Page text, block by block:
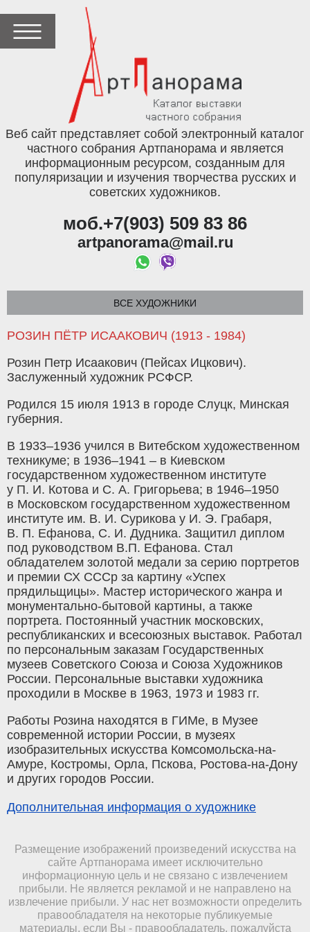
Веб сайт представляет собой электронный каталог
частного собрания Артпанорама и является
информационным ресурсом, созданным для
популяризации и изучения творчества русских и
советских художников.
моб.+7(903) 509 83 86
artpanorama@mail.ru
ВСЕ ХУДОЖНИКИ
РОЗИН ПЁТР ИСААКОВИЧ (1913 - 1984)
Розин Петр Исаакович (Пейсах Ицкович).
Заслуженный художник РСФСР.
Родился 15 июля 1913 в городе Слуцк, Минская
губерния.
В 1933–1936 учился в Витебском художественном
техникуме; в 1936–1941 – в Киевском
государственном художественном институте
у П. И. Котова и С. А. Григорьева; в 1946–1950
в Московском государственном художественном
институте им. В. И. Сурикова у И. Э. Грабаря,
В. П. Ефанова, С. И. Дудника. Защитил диплом
под руководством В.П. Ефанова. Стал
обладателем золотой медали за серию портретов
и премии СХ СССр за картину «Успех
прядильщицы». Мастер исторического жанра и
монументально-бытовой картины, а также
портрета. Постоянный участник московских,
республиканских и всесоюзных выставок. Работал
по персональным заказам Государственных
музеев Советского Союза и Союза Художников
России. Персональные выставки художникa
проходили в Москве в 1963, 1973 и 1983 гг.
Работы Розина находятся в ГИМе, в Музее
современной истории России, в музеях
изобразительных искусства Комсомольска-на-
Амуре, Костромы, Орла, Пскова, Ростова-на-Дону
и других городов России.
Дополнительная информация о художнике
Размещение изображений произведений искусства на
сайте Артпанорама имеет исключительно
информационную цель и не связано с извлечением
прибыли. Не является рекламой и не направлено на
извлечение прибыли. У нас нет возможности определить
правообладателя на некоторые публикуемые
материалы, если Вы - правообладатель, пожалуйста